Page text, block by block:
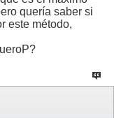
quería saber si
este método,